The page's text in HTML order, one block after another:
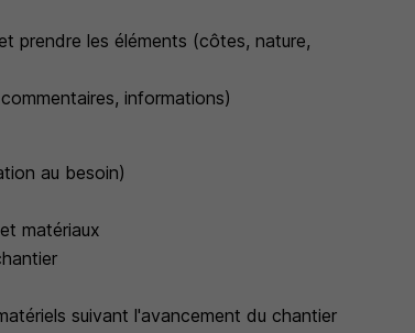
prendre les éléments (côtes, nature,
informations)
au besoin)
matériaux
suivant l'avancement du chantier